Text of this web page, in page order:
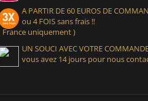
A PARTIR DE 60 EUROS DE
ou 4 FOIS sans frais !!
France uniquement )
UN SOUCI AVEC VOTRE
vous avez 14 jours pour nous